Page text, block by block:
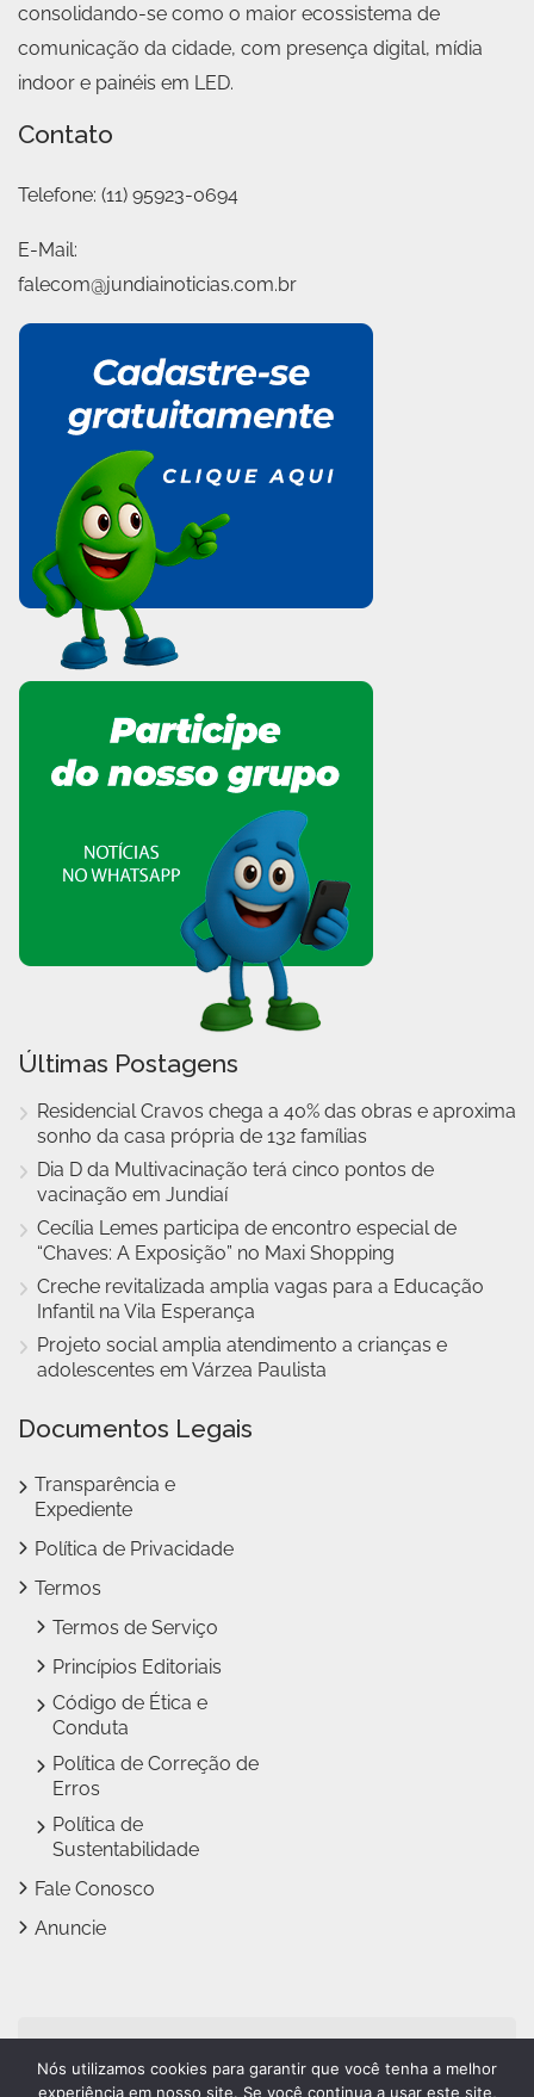
consolidando-se como o maior ecossistema de
comunicação da cidade, com presença digital, mídia
indoor e painéis em LED.
Contato
Telefone: (11) 95923-0694
E-Mail:
falecom@jundiainoticias.com.br
Últimas Postagens
Residencial Cravos chega a 40% das obras e aproxima
sonho da casa própria de 132 famílias
Dia D da Multivacinação terá cinco pontos de
vacinação em Jundiaí
Cecília Lemes participa de encontro especial de
“Chaves: A Exposição” no Maxi Shopping
Creche revitalizada amplia vagas para a Educação
Infantil na Vila Esperança
Projeto social amplia atendimento a crianças e
adolescentes em Várzea Paulista
Documentos Legais
Transparência e
Expediente
Política de Privacidade
Termos
Termos de Serviço
Princípios Editoriais
Código de Ética e
Conduta
Política de Correção de
Erros
Política de
Sustentabilidade
Fale Conosco
Anuncie
Jundiaí Notícias faz parte
doGrupo Novo Dia
Nós utilizamos cookies para garantir que você tenha a melhor
experiência em nosso site. Se você continua a usar este site,